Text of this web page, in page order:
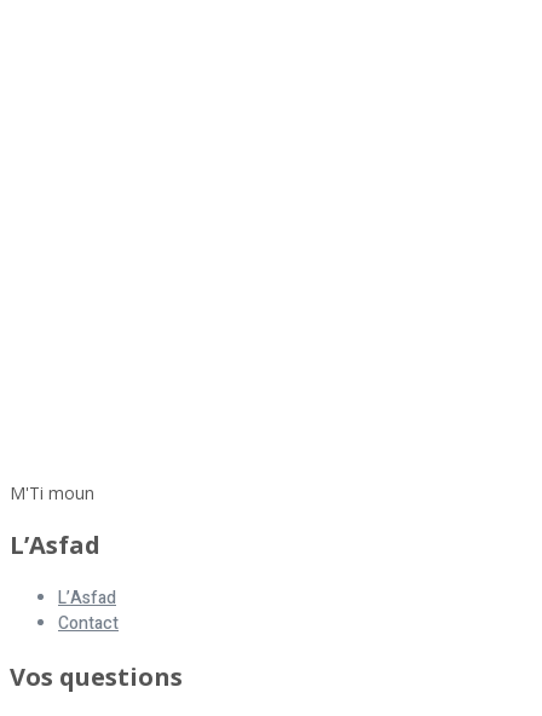
M'Ti moun
L’Asfad
L’Asfad
Contact
Vos questions